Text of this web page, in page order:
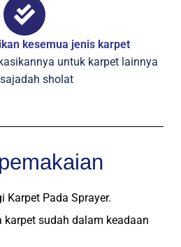
kesemua jenis karpet
untuk karpet lainnya
sholat
Karpet Pada Sprayer.
karpet sudah dalam keadaan